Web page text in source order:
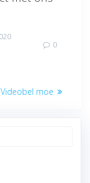
0
Next
Videobel moe